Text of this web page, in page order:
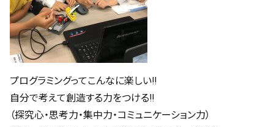
プログラミングってこんなに楽しい!!
自分で考えて創造する力をつける!!
（探究心・思考力・集中力・コミュニケーション力）